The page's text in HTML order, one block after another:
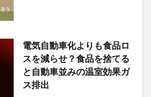
電気自動車化よりも食品ロ
スを減らせ？食品を捨てる
と自動車並みの温室効果ガ
ス排出